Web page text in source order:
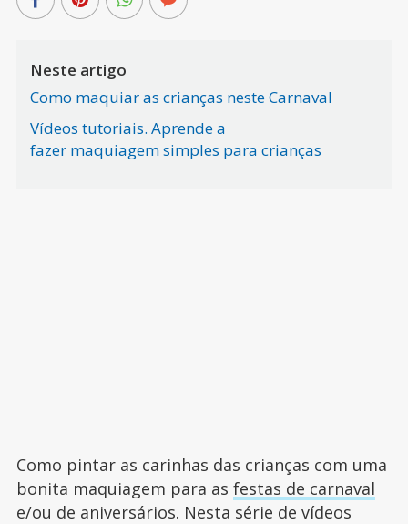
Neste artigo
Como maquiar as crianças neste Carnaval
Vídeos tutoriais. Aprende a
fazer maquiagem simples para crianças
Como pintar as carinhas das crianças com uma
bonita maquiagem para as festas de carnaval
e/ou de aniversários. Nesta série de vídeos